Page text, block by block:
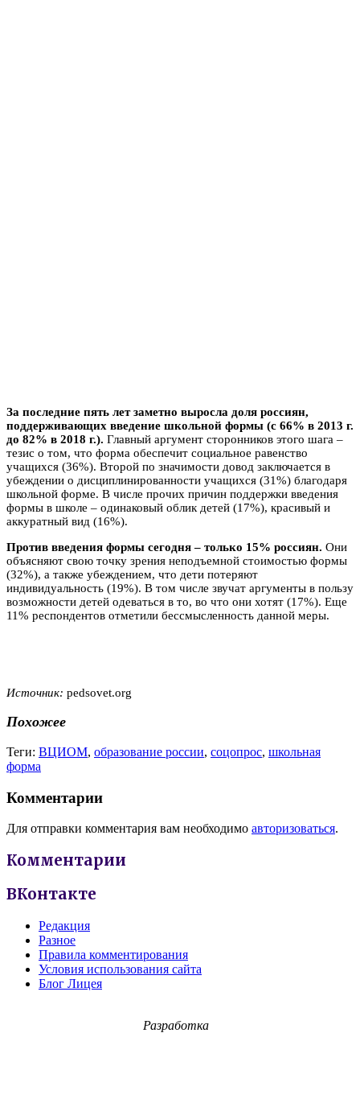
За последние пять лет заметно выросла доля россиян,
поддерживающих введение школьной формы (с 66% в 2013 г.
до 82% в 2018 г.). Главный аргумент сторонников этого шага –
тезис о том, что форма обеспечит социальное равенство
учащихся (36%). Второй по значимости довод заключается в
убеждении о дисциплинированности учащихся (31%) благодаря
школьной форме. В числе прочих причин поддержки введения
формы в школе – одинаковый облик детей (17%), красивый и
аккуратный вид (16%).
Против введения формы сегодня – только 15% россиян. Они
объясняют свою точку зрения неподъемной стоимостью формы
(32%), а также убеждением, что дети потеряют
индивидуальность (19%). В том числе звучат аргументы в пользу
возможности детей одеваться в то, во что они хотят (17%). Еще
11% респондентов отметили бессмысленность данной меры.
Источник: pedsovet.org
Похожее
Теги: ВЦИОМ, образование россии, соцопрос, школьная
форма
Комментарии
Для отправки комментария вам необходимо авторизоваться.
Комментарии
ВКонтакте
Редакция
Разное
Правила комментирования
Условия использования сайта
Блог Лицея
Разработка